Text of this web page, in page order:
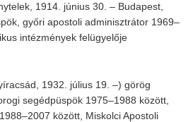
1914. június 30. – Budapest,
győri apostoli adminisztrátor 1969–
intézmények felügyelője
1932. július 19. –) görög
segédpüspök 1975–1988 között,
között, Miskolci Apostoli